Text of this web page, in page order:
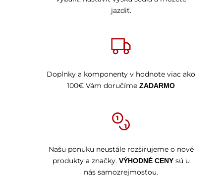
jazdiť.
Doplnky a komponenty v hodnote viac ako
100€ Vám doručíme ZADARMO
Našu ponuku neustále rozširujeme o nové
produkty a značky. VÝHODNÉ CENYsú u
nás samozrejmosťou.